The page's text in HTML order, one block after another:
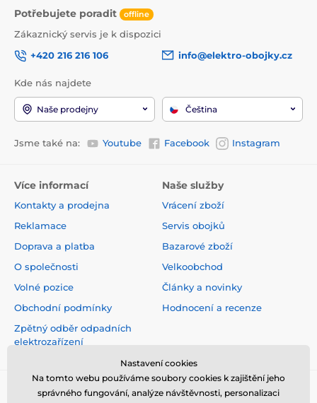
Potřebujete poradit offline
Zákaznický servis je k dispozici
+420 216 216 106
info@elektro-obojky.cz
Kde nás najdete
Naše prodejny Čeština
Jsme také na: Youtube Facebook Instagram
Více informací
Kontakty a prodejna
Reklamace
Doprava a platba
O společnosti
Volné pozice
Obchodní podmínky
Zpětný odběr odpadních
elektrozařízení
Naše služby
Vrácení zboží
Servis obojků
Bazarové zboží
Velkoobchod
Články a novinky
Hodnocení a recenze
Nastavení cookies
Na tomto webu používáme soubory cookies k zajištění jeho
správného fungování, analýze návštěvnosti, personalizaci